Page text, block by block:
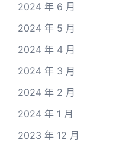
2024 年 6 月
2024 年 5 月
2024 年 4 月
2024 年 3 月
2024 年 2 月
2024 年 1 月
2023 年 12 月